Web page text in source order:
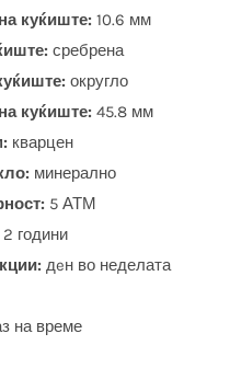
куќиште: 10.6 мм
сребрена
округло
куќиште: 45.8 мм
кварцен
минерално
5 АТМ
2 години
дeн во неделата
на време